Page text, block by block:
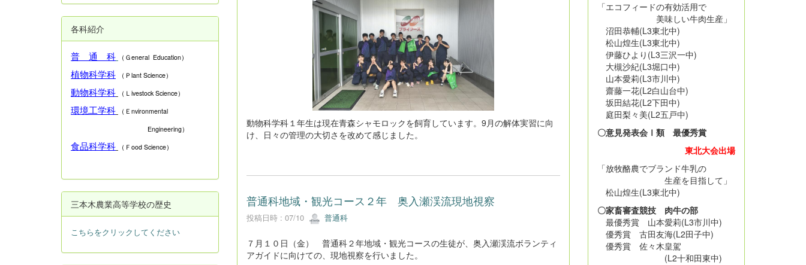
動物科学科１年生は現在青森シャモロックを飼育しています。9月の解体実習に向
け、日々の管理の大切さを改めて感じました。
普通科地域・観光コース２年 奥入瀬渓流現地視察
投稿日時 : 07/10 普通科
７月１０日（金） 普通科２年地域・観光コースの生徒が、奥入瀬渓流ボランティ
アガイドに向けての、現地視察を行いました。
各科紹介
普 通 科 （Ｇeneral Education）
植物科学科 （Ｐlant Science）
動物科学科 （Ｌivestock Science）
環境工学科
（Ｅnvironmental
Engineering）
食品科学科 （Ｆood Science）
三本木農業高等学校の歴史
こちらをクリックしてください
「エコフィードの有効活用で
美味しい牛肉生産」
沼田恭輔(L3東北中)
松山煌生(L3東北中)
伊藤ひより(L3三沢一中)
大槻沙紀(L3堀口中)
山本愛莉(L3市川中)
齋藤一花(L2白山台中)
坂田結花(L2下田中)
庭田梨々美(L2五戸中)
〇意見発表会Ⅰ類 最優秀賞
東北大会出場
「放牧酪農でブランド牛乳の
生産を目指して」
松山煌生(L3東北中)
〇家畜審査競技 肉牛の部
最優秀賞 山本愛莉(L3市川中)
優秀賞 古田友海(L2田子中)
優秀賞 佐々木皇駕
(L2十和田東中)